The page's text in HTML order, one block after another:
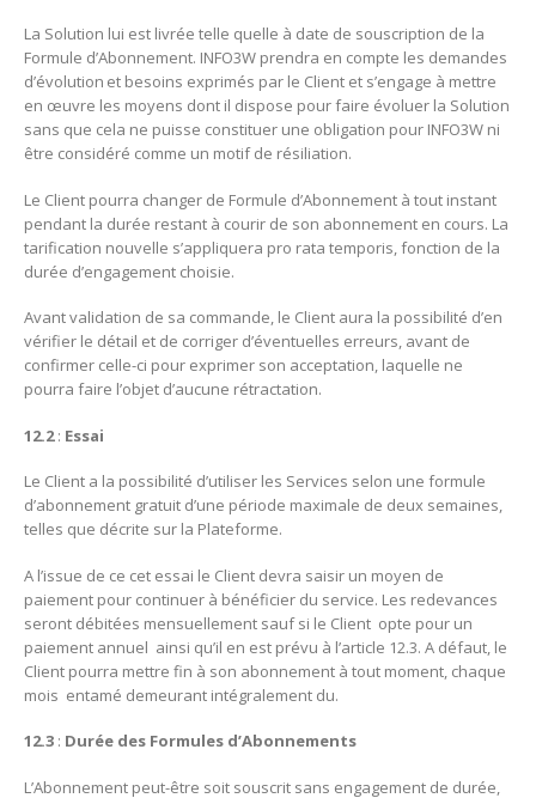
La Solution lui est livrée telle quelle à date de souscription de la
Formule d’Abonnement. INFO3W prendra en compte les demandes
d’évolution et besoins exprimés par le Client et s’engage à mettre
en œuvre les moyens dont il dispose pour faire évoluer la Solution
sans que cela ne puisse constituer une obligation pour INFO3W ni
être considéré comme un motif de résiliation.
Le Client pourra changer de Formule d’Abonnement à tout instant
pendant la durée restant à courir de son abonnement en cours. La
tarification nouvelle s’appliquera pro rata temporis, fonction de la
durée d’engagement choisie.
Avant validation de sa commande, le Client aura la possibilité d’en
vérifier le détail et de corriger d’éventuelles erreurs, avant de
confirmer celle-ci pour exprimer son acceptation, laquelle ne
pourra faire l’objet d’aucune rétractation.
12.2: Essai
Le Client a la possibilité d’utiliser les Services selon une formule
d’abonnement gratuit d’une période maximale de deux semaines,
telles que décrite sur la Plateforme.
A l’issue de ce cet essai le Client devra saisir un moyen de
paiement pour continuer à bénéficier du service. Les redevances
seront débitées mensuellement sauf si le Client opte pour un
paiement annuel ainsi qu’il en est prévu à l’article 12.3. A défaut, le
Client pourra mettre fin à son abonnement à tout moment, chaque
mois entamé demeurant intégralement du.
12.3 : Durée des Formules d’Abonnements
L’Abonnement peut-être soit souscrit sans engagement de durée,